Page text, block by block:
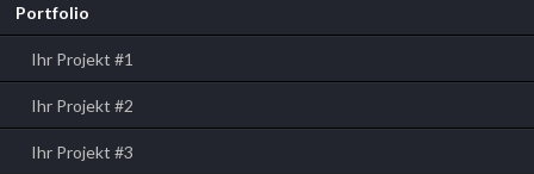
Portfolio
Ihr Projekt #1
Ihr Projekt #2
Ihr Projekt #3